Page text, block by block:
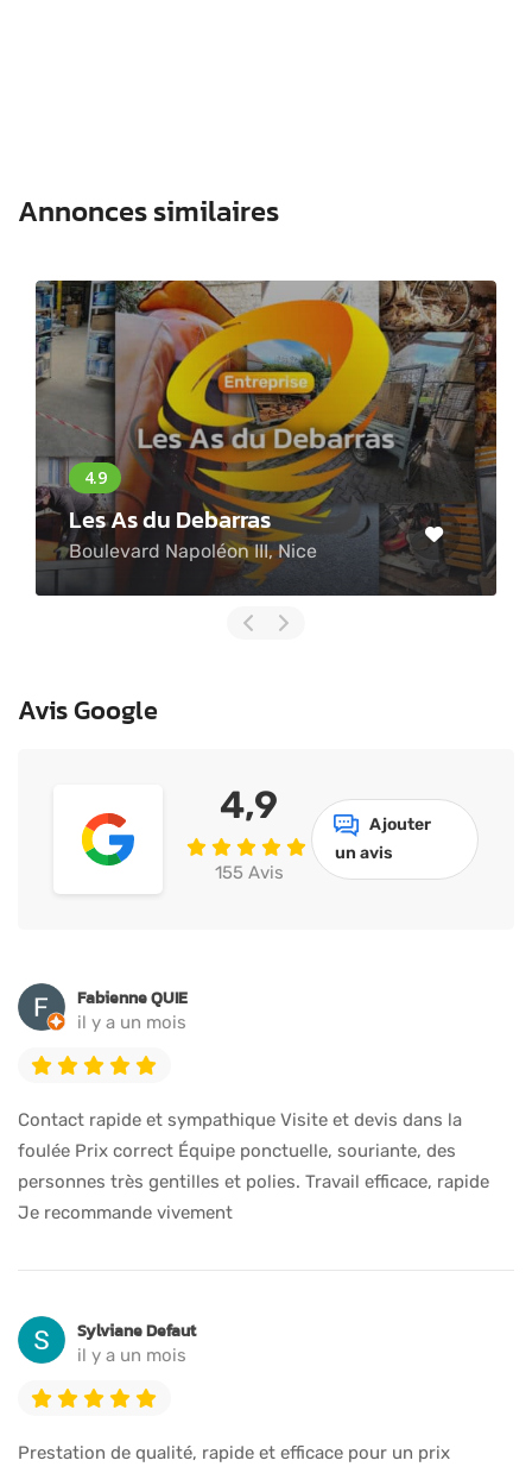
Annonces similaires
du Debarras
Napoléon III, Nice
Avenue
la-
Avis Google
4,9
155 Avis
Ajouter
un avis
Fabienne QUIE
il y a un mois
Contact rapide et sympathique Visite et devis dans la
foulée Prix correct Équipe ponctuelle, souriante, des
personnes très gentilles et polies. Travail efficace, rapide
Je recommande vivement
Sylviane Defaut
il y a un mois
Prestation de qualité, rapide et efficace pour un prix